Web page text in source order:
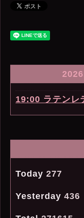
19:00 ラテンレ
Today 277
Yesterday 436